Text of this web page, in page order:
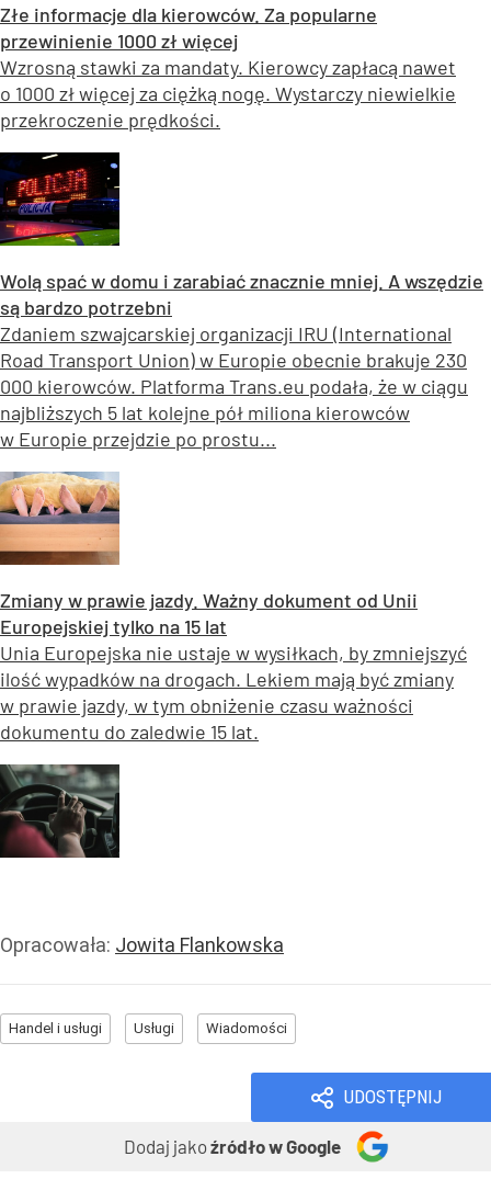
Złe informacje dla kierowców. Za popularne
przewinienie 1000 zł więcej
Wzrosną stawki za mandaty. Kierowcy zapłacą nawet
o 1000 zł więcej za ciężką nogę. Wystarczy niewielkie
przekroczenie prędkości.
Wolą spać w domu i zarabiać znacznie mniej. A wszędzie
są bardzo potrzebni
Zdaniem szwajcarskiej organizacji IRU (International
Road Transport Union) w Europie obecnie brakuje 230
000 kierowców. Platforma Trans.eu podała, że w ciągu
najbliższych 5 lat kolejne pół miliona kierowców
w Europie przejdzie po prostu...
Zmiany w prawie jazdy. Ważny dokument od Unii
Europejskiej tylko na 15 lat
Unia Europejska nie ustaje w wysiłkach, by zmniejszyć
ilość wypadków na drogach. Lekiem mają być zmiany
w prawie jazdy, w tym obniżenie czasu ważności
dokumentu do zaledwie 15 lat.
Opracowała: Jowita Flankowska
Handel i usługi Usługi Wiadomości
UDOSTĘPNIJ
Dodaj jakoźródło w Google